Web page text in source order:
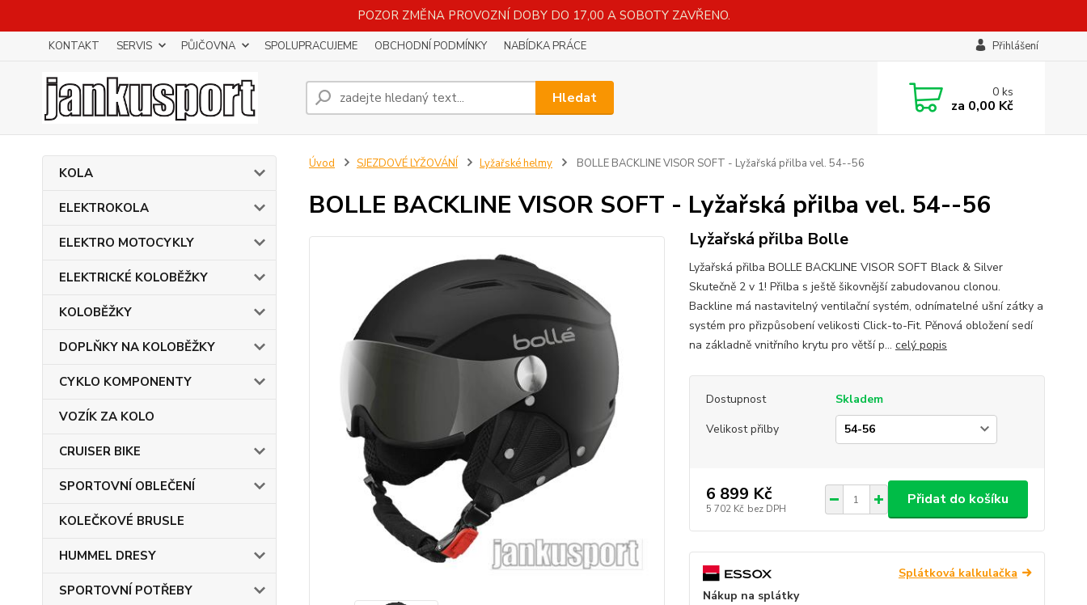
POZOR ZMĚNA PROVOZNÍ DOBY DO 17,00 A SOBOTY ZAVŘENO.
KONTAKT SERVIS PŮJČOVNA SPOLUPRACUJEME OBCHODNÍ PODMÍNKY NABÍDKA PRÁCE Přihlášení
Hledat 0ks
za 0,00 Kč
KOLA
ELEKTROKOLA
ELEKTRO MOTOCYKLY
ELEKTRICKÉ KOLOBĚŽKY
KOLOBĚŽKY
DOPLŇKY NA KOLOBĚŽKY
CYKLO KOMPONENTY
VOZÍK ZA KOLO
CRUISER BIKE
SPORTOVNÍ OBLEČENÍ
KOLEČKOVÉ BRUSLE
HUMMEL DRESY
SPORTOVNÍ POTŘEBY
Úvod SJEZDOVÉ LYŽOVÁNÍ Lyžařské helmy BOLLE BACKLINE VISOR SOFT - Lyžařská přilba vel. 54--56
BOLLE BACKLINE VISOR SOFT - Lyžařská přilba vel. 54--56
Lyžařská přilba Bolle
Lyžařská přilba BOLLE BACKLINE VISOR SOFT Black & Silver
Skutečně 2 v 1! Přilba s ještě šikovnější zabudovanou clonou.
Backline má nastavitelný ventilační systém, odnímatelné ušní zátky a
systém pro přizpůsobení velikosti Click-to-Fit. Pěnová obložení sedí
na základně vnitřního krytu pro větší p... celý popis
Dostupnost
Skladem
Velikost přilby
6 899 Kč
5 702 Kč bez DPH
Přidat do košíku
Splátková kalkulačka
Nákup na splátky